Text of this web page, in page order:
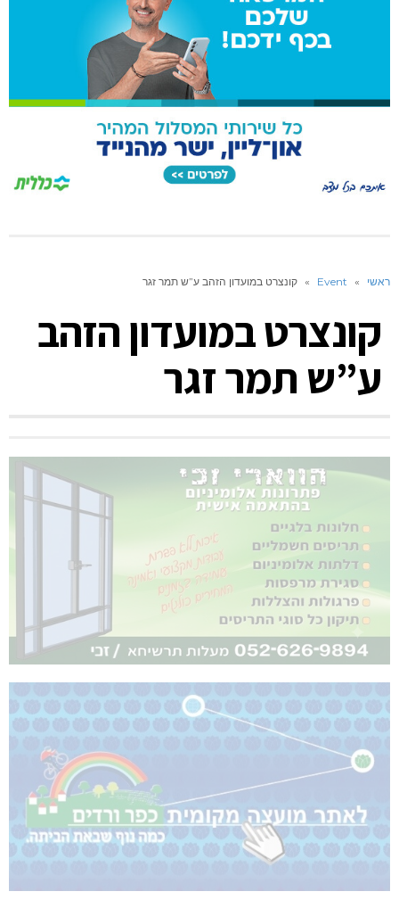
ראשי »
Event
» קונצרט במועדון הזהב ע”ש תמר זגר
קונצרט במועדון הזהב
ע”ש תמר זגר